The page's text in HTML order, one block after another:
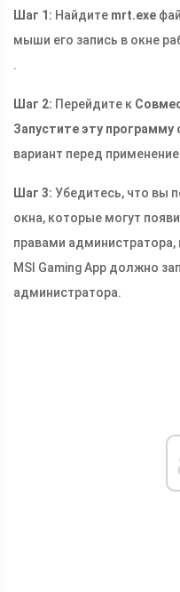
Шаг 1: Найдите mrt.exe
мыши его запись в окне
.
Шаг 2: Перейдите к
Запустите эту
вариант перед
Шаг 3: Убедитесь, что вы
окна, которые могут
правами
MSI Gaming App должно
администратора.